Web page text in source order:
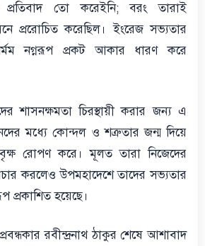
তো করেইনি; বরং তারাই
প্ররোচিত করেছিল। ইংরেজ সভ্যতার
নগ্নরূপ প্রকট আকার ধারণ করে
শাসনক্ষমতা চিরস্থায়ী করার জন্য এ
মধ্যে কোন্দল ও শত্রুতার জন্ম দিয়ে
রোপণ করে। মূলত তারা নিজেদের
করলেও উপমহাদেশে তাদের সভ্যতার
প্রকাশিত হয়েছে।
প্রবন্ধকার রবীন্দ্রনাথ ঠাকুর শেষে আশাবাদ